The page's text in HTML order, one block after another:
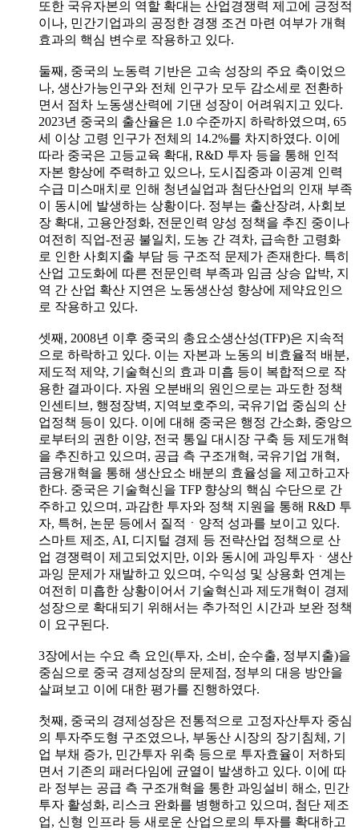
또한 국유자본의 역할 확대는 산업경쟁력 제고에 긍정적
이나, 민간기업과의 공정한 경쟁 조건 마련 여부가 개혁
효과의 핵심 변수로 작용하고 있다.
둘째, 중국의 노동력 기반은 고속 성장의 주요 축이었으
나, 생산가능인구와 전체 인구가 모두 감소세로 전환하
면서 점차 노동생산력에 기댄 성장이 어려워지고 있다.
2023년 중국의 출산율은 1.0 수준까지 하락하였으며, 65
세 이상 고령 인구가 전체의 14.2%를 차지하였다. 이에
따라 중국은 고등교육 확대, R&D 투자 등을 통해 인적
자본 향상에 주력하고 있으나, 도시집중과 이공계 인력
수급 미스매치로 인해 청년실업과 첨단산업의 인재 부족
이 동시에 발생하는 상황이다. 정부는 출산장려, 사회보
장 확대, 고용안정화, 전문인력 양성 정책을 추진 중이나
여전히 직업-전공 불일치, 도농 간 격차, 급속한 고령화
로 인한 사회지출 부담 등 구조적 문제가 존재한다. 특히
산업 고도화에 따른 전문인력 부족과 임금 상승 압박, 지
역 간 산업 확산 지연은 노동생산성 향상에 제약요인으
로 작용하고 있다.
셋째, 2008년 이후 중국의 총요소생산성(TFP)은 지속적
으로 하락하고 있다. 이는 자본과 노동의 비효율적 배분,
제도적 제약, 기술혁신의 효과 미흡 등이 복합적으로 작
용한 결과이다. 자원 오분배의 원인으로는 과도한 정책
인센티브, 행정장벽, 지역보호주의, 국유기업 중심의 산
업정책 등이 있다. 이에 대해 중국은 행정 간소화, 중앙으
로부터의 권한 이양, 전국 통일 대시장 구축 등 제도개혁
을 추진하고 있으며, 공급 측 구조개혁, 국유기업 개혁,
금융개혁을 통해 생산요소 배분의 효율성을 제고하고자
한다. 중국은 기술혁신을 TFP 향상의 핵심 수단으로 간
주하고 있으며, 과감한 투자와 정책 지원을 통해 R&D 투
자, 특허, 논문 등에서 질적ㆍ양적 성과를 보이고 있다.
스마트 제조, AI, 디지털 경제 등 전략산업 정책으로 산
업 경쟁력이 제고되었지만, 이와 동시에 과잉투자ㆍ생산
과잉 문제가 재발하고 있으며, 수익성 및 상용화 연계는
여전히 미흡한 상황이어서 기술혁신과 제도개혁이 경제
성장으로 확대되기 위해서는 추가적인 시간과 보완 정책
이 요구된다.
3장에서는 수요 측 요인(투자, 소비, 순수출, 정부지출)을
중심으로 중국 경제성장의 문제점, 정부의 대응 방안을
살펴보고 이에 대한 평가를 진행하였다.
첫째, 중국의 경제성장은 전통적으로 고정자산투자 중심
의 투자주도형 구조였으나, 부동산 시장의 장기침체, 기
업 부채 증가, 민간투자 위축 등으로 투자효율이 저하되
면서 기존의 패러다임에 균열이 발생하고 있다. 이에 따
라 정부는 공급 측 구조개혁을 통한 과잉설비 해소, 민간
투자 활성화, 리스크 완화를 병행하고 있으며, 첨단 제조
업, 신형 인프라 등 새로운 산업으로의 투자를 확대하고